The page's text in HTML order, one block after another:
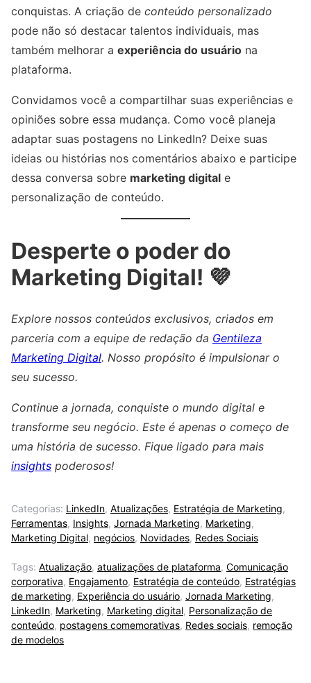
conquistas. A criação de conteúdo personalizado
pode não só destacar talentos individuais, mas
também melhorar a experiência do usuário na
plataforma.
Convidamos você a compartilhar suas experiências e
opiniões sobre essa mudança. Como você planeja
adaptar suas postagens no LinkedIn? Deixe suas
ideias ou histórias nos comentários abaixo e participe
dessa conversa sobre marketing digital e
personalização de conteúdo.
Desperte o poder do
Marketing Digital! 💜
Explore nossos conteúdos exclusivos, criados em
parceria com a equipe de redação da Gentileza
Marketing Digital. Nosso propósito é impulsionar o
seu sucesso.
Continue a jornada, conquiste o mundo digital e
transforme seu negócio. Este é apenas o começo de
uma história de sucesso. Fique ligado para mais
insights poderosos!
Categorias: LinkedIn, Atualizações, Estratégia de Marketing,
Ferramentas, Insights, Jornada Marketing, Marketing,
Marketing Digital, negócios, Novidades, Redes Sociais
Tags: Atualização, atualizações de plataforma, Comunicação
corporativa, Engajamento, Estratégia de conteúdo, Estratégias
de marketing, Experiência do usuário, Jornada Marketing,
LinkedIn, Marketing, Marketing digital, Personalização de
conteúdo, postagens comemorativas, Redes sociais, remoção
de modelos